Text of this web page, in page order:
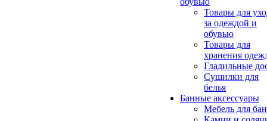
Товары для
за одеждой и
обувью
Товары для
хранения
Гладильные
Сушилки для
белья
Банные аксессуары
Мебель для